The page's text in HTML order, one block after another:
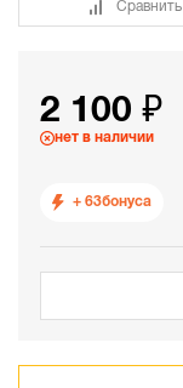
Сравнить
2 100 ₽
нет в наличии
+ 63бонуса